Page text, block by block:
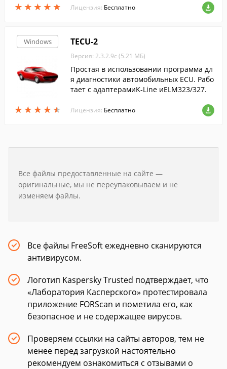
★ ★ ★ ★ ★
★ ★ ★ ★ ★
автомобилей, а также некоторых отечес
Лицензия: Бесплатно
Windows
★ ★ ★ ★ ★
★ ★ ★ ★ ★
TECU-2
Версия: 2.3.2.9c (5.21 МБ)
Простая в использовании программа дл
я диагностики автомобильных ECU. Рабо
тает с адаптерамиK-Line иELM323/327.
Лицензия: Бесплатно
Все файлы предоставленные на сайте —
оригинальные, мы не переупаковываем и не
изменяем файлы.
Все файлы FreeSoft ежедневно сканируются
антивирусом.
Логотип Kaspersky Trusted подтверждает, что
«Лаборатория Касперского» протестировала
приложение FORScan и пометила его, как
безопасное и не содержащее вирусов.
Проверяем ссылки на сайты авторов, тем не
менее перед загрузкой настоятельно
рекомендуем ознакомиться с отзывами о